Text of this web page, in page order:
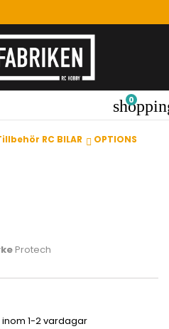
0
RC BILAR
OPTIONS
Protech
1-2 vardagar